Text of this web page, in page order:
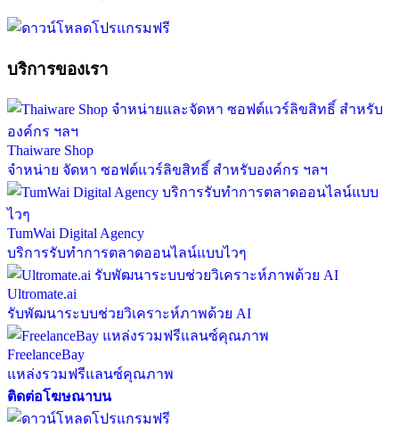
บริการของเรา
Thaiware Shop
จำหน่าย จัดหา ซอฟต์แวร์ลิขสิทธิ์ สำหรับองค์กร ฯลฯ
TumWai Digital Agency
บริการรับทำการตลาดออนไลน์แบบไวๆ
Ultromate.ai
รับพัฒนาระบบช่วยวิเคราะห์ภาพด้วย AI
FreelanceBay
แหล่งรวมฟรีแลนซ์คุณภาพ
ติดต่อโฆษณาบน